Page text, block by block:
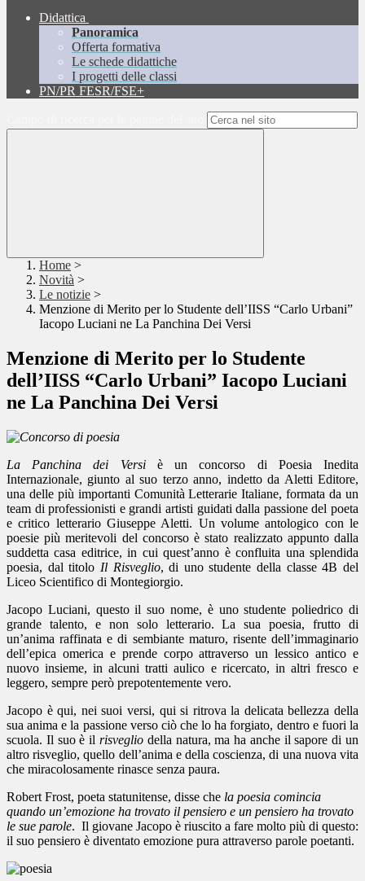
Didattica
Panoramica
Offerta formativa
Le schede didattiche
I progetti delle classi
PN/PR FESR/FSE+
Home >
Novità >
Le notizie >
Menzione di Merito per lo Studente dell’IISS “Carlo Urbani”
Iacopo Luciani ne La Panchina Dei Versi
Menzione di Merito per lo Studente
dell’IISS “Carlo Urbani” Iacopo Luciani
ne La Panchina Dei Versi
La Panchina dei Versiè un concorso di Poesia Inedita
Internazionale, giunto al suo terzo anno, indetto da Aletti Editore,
una delle più importanti Comunità Letterarie Italiane, formata da un
team di professionisti e grandi artisti guidati dalla passione del poeta
e critico letterario Giuseppe Aletti. Un volume antologico con le
poesie più meritevoli del concorso è stato realizzato appunto dalla
suddetta casa editrice, in cui quest’anno è confluita una splendida
poesia, dal titolo Il Risveglio, di uno studente della classe 4B del
Liceo Scientifico di Montegiorgio.
Jacopo Luciani, questo il suo nome, è uno studente poliedrico di
grande talento, e non solo letterario. La sua poesia, frutto di
un’anima raffinata e di sembiante maturo, risente dell’immaginario
dell’epica omerica e prende corpo attraverso un lessico antico e
nuovo insieme, in alcuni tratti aulico e ricercato, in altri fresco e
leggero, sempre però prepotentemente vero.
Jacopo è qui, nei suoi versi, qui si ritrova la delicata bellezza della
sua anima e la passione verso ciò che lo ha forgiato, dentro e fuori la
scuola. Il suo è il risveglio della natura, ma ha anche il sapore di un
altro risveglio, quello dell’anima e della coscienza, di una nuova vita
che miracolosamente rinasce senza paura.
Robert Frost, poeta statunitense, disse che la poesia comincia
quando un’emozione ha trovato il pensiero e un pensiero ha trovato
le sue parole. Il giovane Jacopo è riuscito a fare molto più di questo:
il suo pensiero è diventato emozione pura attraverso parole poetanti.